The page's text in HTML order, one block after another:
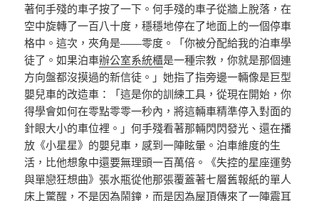
著何手殘的車子按了一下。何手殘的車子從牆上脫落，在
空中旋轉了一百八十度，穩穩地停在了地面上的一個停車
格中。這次，夾角是——零度。「你被分配給我的泊車學
徒了。如果泊車辦公室系統櫃是一種宗教，你就是那個連
方向盤都沒摸過的新信徒。」她指了指旁邊一輛像是巨型
嬰兒車的改造車：「這是你的訓練工具，從現在開始，你
得學會如何在零點零零一秒內，將這輛車精準停入對面的
針眼大小的車位裡。」何手殘看著那輛閃閃發光、還在播
放《小星星》的嬰兒車，感到一陣眩暈。泊車維度的生
活，比他想象中還要無理頭一百萬倍。《失控的星座運勢
與單戀狂想曲》張水瓶從他那張覆蓋著七層舊報紙的單人
床上驚醒，不是因為鬧鐘，而是因為屋頂傳來了一陣震耳